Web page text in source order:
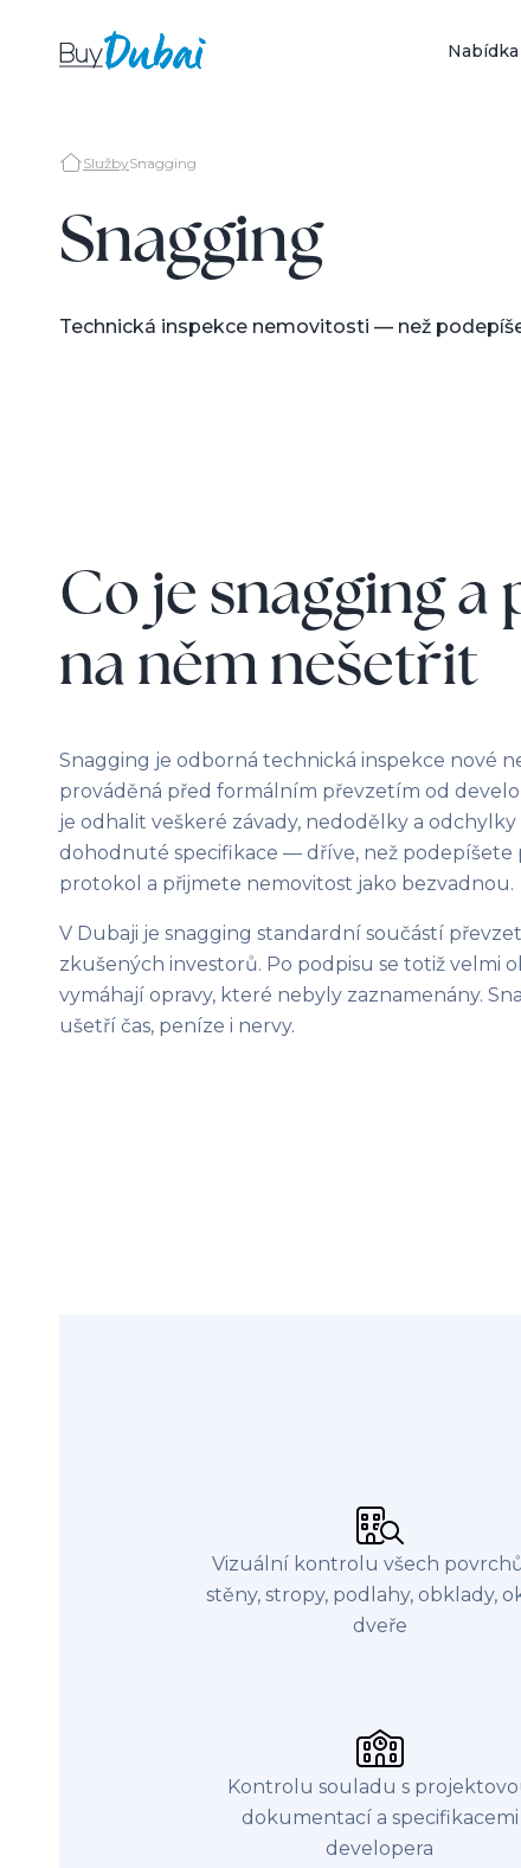
SlužbySnagging
Snagging
Technická inspekce nemovitosti — než
Co je snagging a
na něm nešetřit
Snagging je odborná technická inspekce nové
prováděná před formálním převzetím od
je odhalit veškeré závady, nedodělky a odchylky
dohodnuté specifikace — dříve, než podepíšete
protokol a přijmete nemovitost jako bezvadnou.
V Dubaji je snagging standardní součástí
zkušených investorů. Po podpisu se totiž velmi
vymáhají opravy, které nebyly zaznamenány.
ušetří čas, peníze i nervy.
Vizuální kontrolu všech
stěny, stropy, podlahy, obklady,
dveře
Kontrolu souladu s
dokumentací a specifikacemi
developera